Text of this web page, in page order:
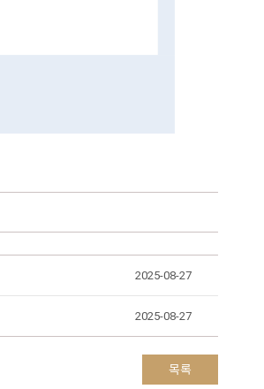
2025-08-27
2025-08-27
목록